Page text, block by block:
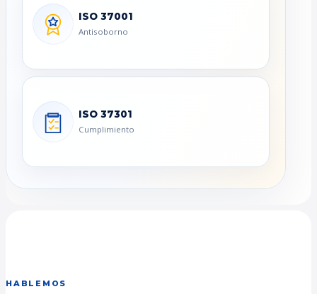
ISO 37001
Antisoborno
ISO 37301
Cumplimiento
HABLEMOS